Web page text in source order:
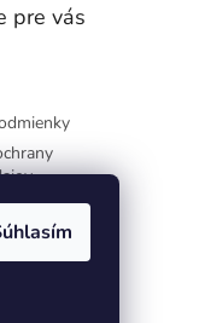
pre vás